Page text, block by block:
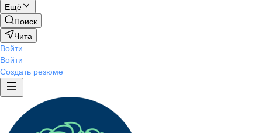
Ещё
Поиск
Чита
Войти
Войти
Создать резюме